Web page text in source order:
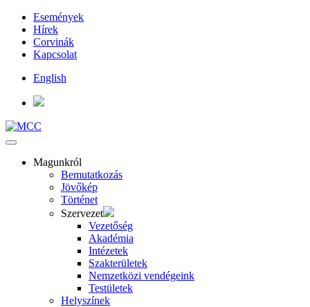
Események
Hírek
Corvinák
Kapcsolat
English
Magunkról
Bemutatkozás
Jövőkép
Történet
Szervezet
Vezetőség
Akadémia
Intézetek
Szakterületek
Nemzetközi vendégeink
Testületek
Helyszínek